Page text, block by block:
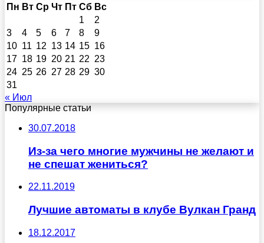
Пн Вт Ср Чт Пт Сб Вс
1
2
3
4 5 6 7 8
9
10 11 12 13 14 15 16
17 18 19 20 21 22 23
24 25 26 27 28 29 30
31
« Июл
Популярные статьи
30.07.2018
Из-за чего многие мужчины не желают и
не спешат жениться?
22.11.2019
Лучшие автоматы в клубе Вулкан Гранд
18.12.2017